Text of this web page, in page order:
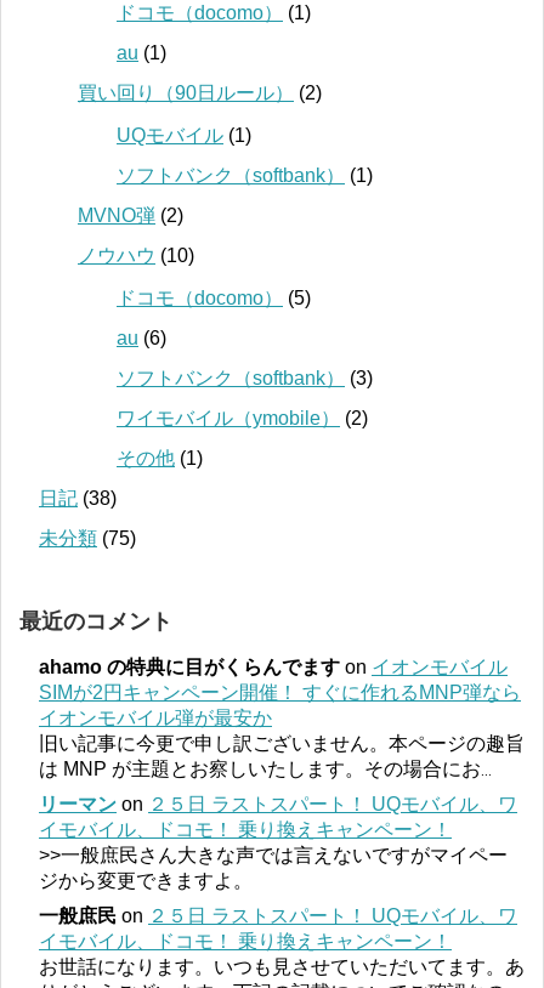
ドコモ（docomo）
(1)
au (1)
買い回り（90日ルール）
(2)
UQモバイル (1)
ソフトバンク（softbank）
(1)
MVNO弾 (2)
ノウハウ (10)
ドコモ（docomo）
(5)
au (6)
ソフトバンク（softbank）
(3)
ワイモバイル（ymobile）
(2)
その他 (1)
日記 (38)
未分類 (75)
最近のコメント
ahamo の特典に目がくらんでます on イオンモバイル
SIMが2円キャンペーン開催！ すぐに作れるMNP弾なら
イオンモバイル弾が最安か
旧い記事に今更で申し訳ございません。本ページの趣旨
は MNP が主題とお察しいたします。その場合にお
リーマン on ２５日 ラストスパート！ UQモバイル、ワ
イモバイル、ドコモ！ 乗り換えキャンペーン！
>>一般庶民さん大きな声では言えないですがマイペー
ジから変更できますよ。
一般庶民 on ２５日 ラストスパート！ UQモバイル、ワ
イモバイル、ドコモ！ 乗り換えキャンペーン！
お世話になります。いつも見させていただいてます。あ